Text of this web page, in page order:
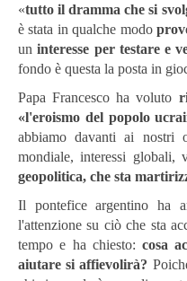
«tutto il dramma che si
è stata in qualche modo
uninteresse per testare e
fondo è questa la posta in
Papa Francesco ha voluto
«l'eroismo del popolo
abbiamo davanti ai nostri
mondiale, interessi globali,
geopolitica, che sta
Il pontefice argentino ha
l'attenzione su ciò che sta
tempo e ha chiesto: cosa
aiutare si affievolirà?